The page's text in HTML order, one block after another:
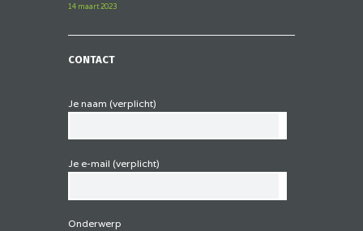
14 maart 2023
CONTACT
Je naam (verplicht)
Je e-mail (verplicht)
Onderwerp